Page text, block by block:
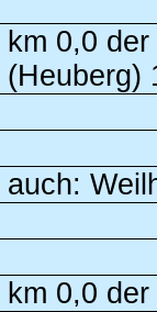
km 0,0
(Heuberg)
auch:
km 0,0